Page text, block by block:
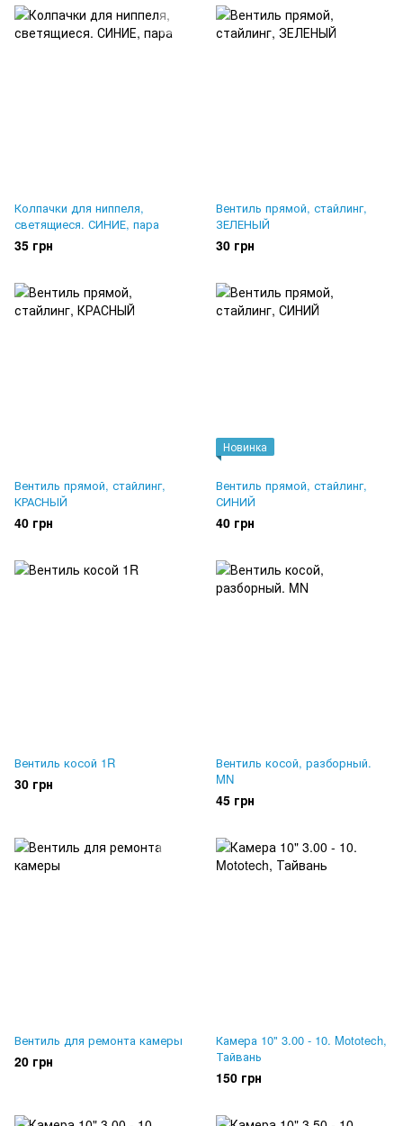
Колпачки для ниппеля,
светящиеся. СИНИЕ, пара
35 грн
Вентиль прямой, стайлинг,
ЗЕЛЕНЫЙ
30 грн
Вентиль прямой, стайлинг,
КРАСНЫЙ
40 грн
Новинка
Вентиль прямой, стайлинг,
СИНИЙ
40 грн
Вентиль косой 1R
30 грн
Вентиль косой, разборный.
MN
45 грн
Вентиль для ремонта камеры
20 грн
Камера 10" 3.00 - 10. Mototech,
Тайвань
150 грн